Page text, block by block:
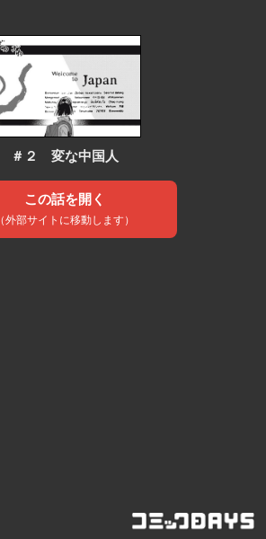
＃２ 変な中国人
この話を開く
（外部サイトに移動します）